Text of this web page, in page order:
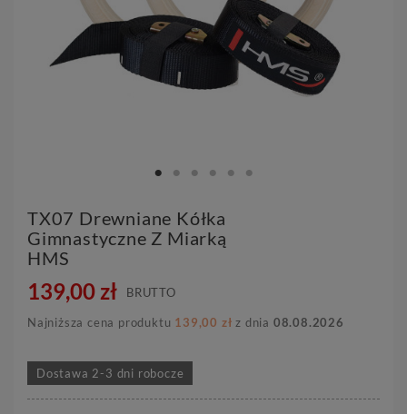
TX07 Drewniane Kółka
Gimnastyczne Z Miarką
HMS
139,00 zł BRUTTO
Najniższa cena produktu 139,00 zł z dnia 08.08.2026
Dostawa 2-3 dni robocze